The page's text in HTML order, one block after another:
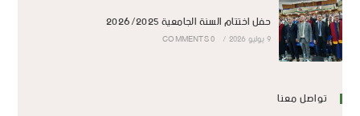
حفل اختتام السنة الجامعية 2026/2025
9 يوليو 2026 /
0 COMMENTS
تواصل معنا